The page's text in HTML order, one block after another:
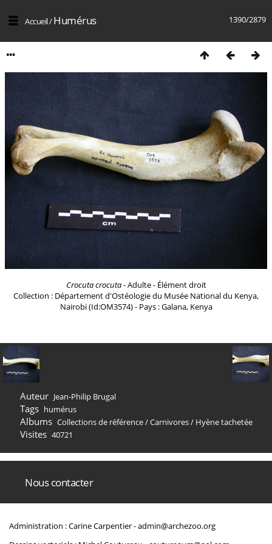
1390/2879
Accueil/Humérus
Crocuta crocuta- Adulte - Élément droit
Collection : Département d'Ostéologie du Musée National du Kenya,
Nairobi (Id:OM3574) - Pays : Galana, Kenya
Auteur Jean-Philip Brugal
Tags humérus
Albums Collections de référence/Carnivores/ Hyène tachetée
Visites 40721
Nous contacter
Administration : Carine Carpentier -admin@archezoo.org